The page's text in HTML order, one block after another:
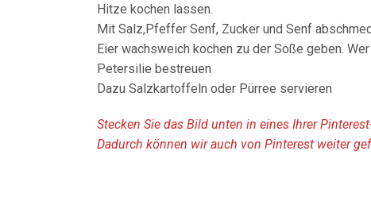
Hitze kochen lassen.
Mit Salz,Pfeffer Senf, Zucker und Senf
Eier wachsweich kochen zu der Soße geben.
Petersilie bestreuen
Dazu Salzkartoffeln oder Pürree servieren
Stecken Sie das Bild unten in eines Ihrer
Dadurch können wir auch von Pinterest weiter